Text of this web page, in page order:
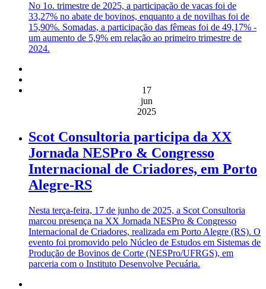
No 1o. trimestre de 2025, a participação de vacas foi de
33,27% no abate de bovinos, enquanto a de novilhas foi de
15,90%. Somadas, a participação das fêmeas foi de 49,17% -
um aumento de 5,9% em relação ao primeiro trimestre de
2024.
17
jun
2025
Scot Consultoria participa da XX
Jornada NESPro & Congresso
Internacional de Criadores, em Porto
Alegre-RS
Nesta terça-feira, 17 de junho de 2025, a Scot Consultoria
marcou presença na XX Jornada NESPro & Congresso
Internacional de Criadores, realizada em Porto Alegre (RS). O
evento foi promovido pelo Núcleo de Estudos em Sistemas de
Produção de Bovinos de Corte (NESPro/UFRGS), em
parceria com o Instituto Desenvolve Pecuária.